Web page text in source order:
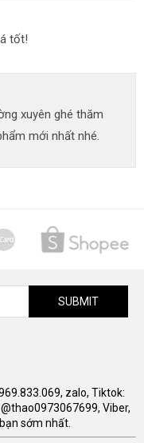
tốt!
xuyên ghé thăm
mới nhất nhé.
SUBMIT
zalo, Tiktok:
Viber,
sớm nhất.